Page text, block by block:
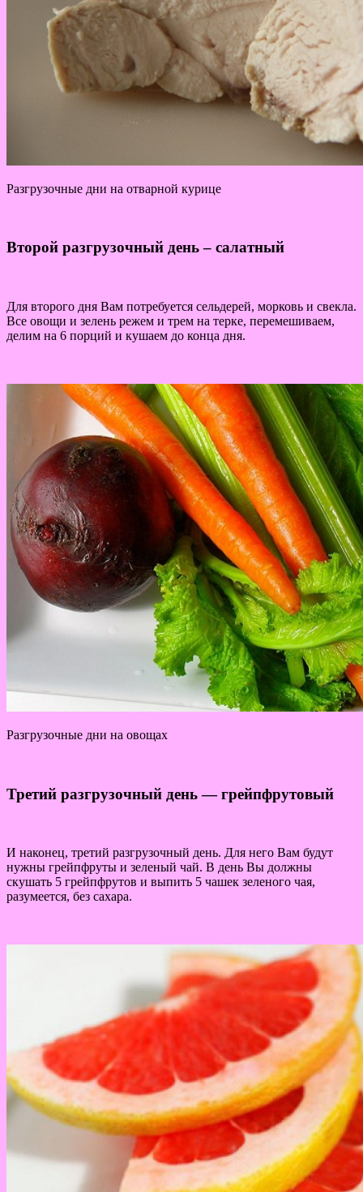
Разгрузочные дни на отварной курице
Второй разгрузочный день – салатный
Для второго дня Вам потребуется сельдерей, морковь и свекла.
Все овощи и зелень режем и трем на терке, перемешиваем,
делим на 6 порций и кушаем до конца дня.
Разгрузочные дни на овощах
Третий разгрузочный день — грейпфрутовый
И наконец, третий разгрузочный день. Для него Вам будут
нужны грейпфруты и зеленый чай. В день Вы должны
скушать 5 грейпфрутов и выпить 5 чашек зеленого чая,
разумеется, без сахара.